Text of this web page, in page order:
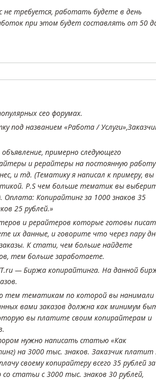
не требуется, работать будете в день
при этом будет составлять от 50
сео форумах.
под названием «Работа /
примерно следующего
и рерайтеры на постоянную работу
и тд. (Тематику я написал к примеру, вы
P.S чем больше тематик вы
Копирайтинг за 1000 знаков 35
25 рублей.»
и рерайтеров которые готовы
их данные, и говорите что через пару
К стати, чем больше найдете
тем больше заработаете.
— Биржа копирайтинга. На данной
тем тематикам по которой вы нанимали
вами заказов должна как минимум
вы платите своим копирайтерам и
нужно написать статью «Как
на 3000 тыс. знаков. Заказчик платит
своему копирайтеру всего 35 рублей за
статьи с 3000 тыс. знаков 30 рублей,